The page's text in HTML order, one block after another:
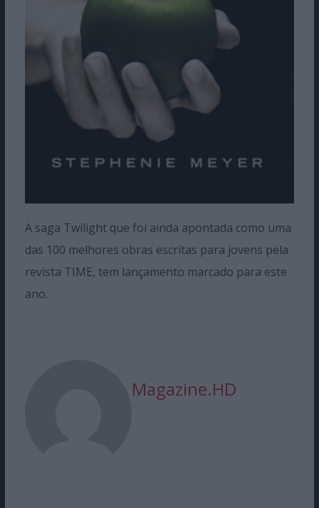
A saga Twilight que foi ainda apontada como uma
das 100 melhores obras escritas para jovens pela
revista TIME, tem lançamento marcado para este
ano.
Magazine.HD